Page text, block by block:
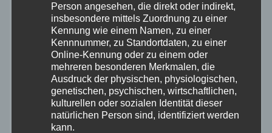
Februar 2026
Januar 2026
Dezember 2025
November 2025
Person angesehen, die direkt oder indirekt,
insbesondere mittels Zuordnung zu einer
Kennung wie einem Namen, zu einer
Kennnummer, zu Standortdaten, zu einer
Online-Kennung oder zu einem oder
mehreren besonderen Merkmalen, die
Ausdruck der physischen, physiologischen,
genetischen, psychischen, wirtschaftlichen,
kulturellen oder sozialen Identität dieser
natürlichen Person sind, identifiziert werden
kann.